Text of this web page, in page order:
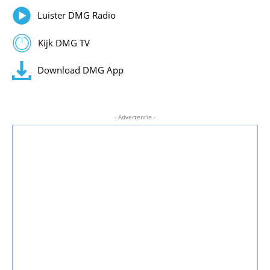
Luister DMG Radio
Kijk DMG TV
Download DMG App
- Advertentie -